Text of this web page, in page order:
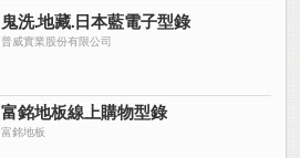
鬼洗.地藏.日本藍電子型錄
普威實業股份有限公司
富銘地板線上購物型錄
富銘地板